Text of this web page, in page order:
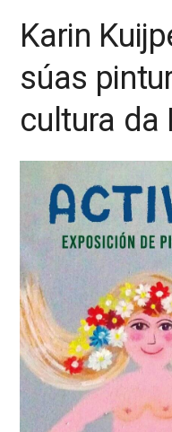
Karin
súas
cultura da